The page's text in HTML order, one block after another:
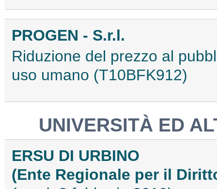
PROGEN - S.r.l.
Riduzione del prezzo al
uso umano (T10BFK912)
UNIVERSITÀ ED
ERSU DI URBINO
(Ente Regionale per il